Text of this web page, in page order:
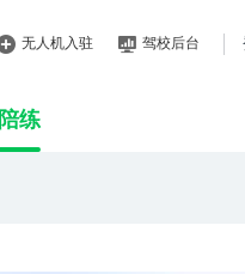
无人机入驻 驾校后台
陪练